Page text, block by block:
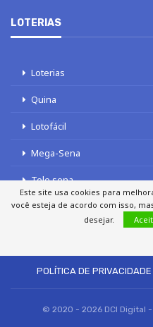
LOTERIAS
Loterias
Quina
Lotofácil
Mega-Sena
Tele sena
POLÍTICA DE PRIVACIDADE
© 2020 - 2026 DCI Digital
Este site usa cookies para
você esteja de acordo com isso,
desejar.